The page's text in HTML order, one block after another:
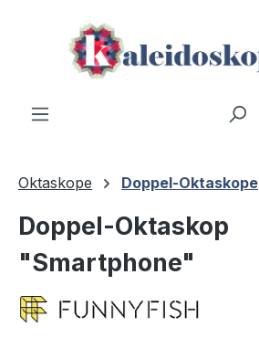
Zum Hauptinhalt springen
Oktaskope Doppel-Oktaskope
Doppel-Oktaskop
"Smartphone"